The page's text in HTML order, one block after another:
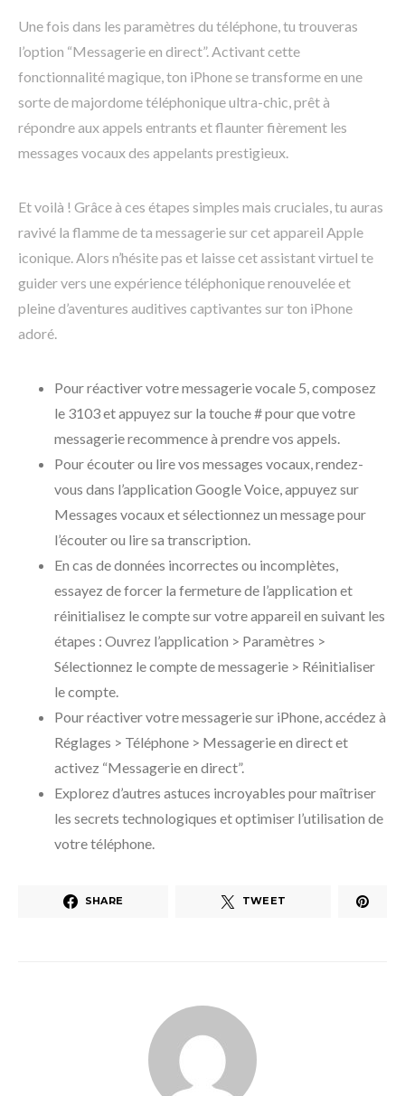
Une fois dans les paramètres du téléphone, tu trouveras
l’option “Messagerie en direct”. Activant cette
fonctionnalité magique, ton iPhone se transforme en une
sorte de majordome téléphonique ultra-chic, prêt à
répondre aux appels entrants et flaunter fièrement les
messages vocaux des appelants prestigieux.
Et voilà ! Grâce à ces étapes simples mais cruciales, tu auras
ravivé la flamme de ta messagerie sur cet appareil Apple
iconique. Alors n’hésite pas et laisse cet assistant virtuel te
guider vers une expérience téléphonique renouvelée et
pleine d’aventures auditives captivantes sur ton iPhone
adoré.
Pour réactiver votre messagerie vocale 5, composez
le 3103 et appuyez sur la touche # pour que votre
messagerie recommence à prendre vos appels.
Pour écouter ou lire vos messages vocaux, rendez-
vous dans l’application Google Voice, appuyez sur
Messages vocaux et sélectionnez un message pour
l’écouter ou lire sa transcription.
En cas de données incorrectes ou incomplètes,
essayez de forcer la fermeture de l’application et
réinitialisez le compte sur votre appareil en suivant les
étapes : Ouvrez l’application > Paramètres >
Sélectionnez le compte de messagerie > Réinitialiser
le compte.
Pour réactiver votre messagerie sur iPhone, accédez à
Réglages > Téléphone > Messagerie en direct et
activez “Messagerie en direct”.
Explorez d’autres astuces incroyables pour maîtriser
les secrets technologiques et optimiser l’utilisation de
votre téléphone.
SHARE TWEET